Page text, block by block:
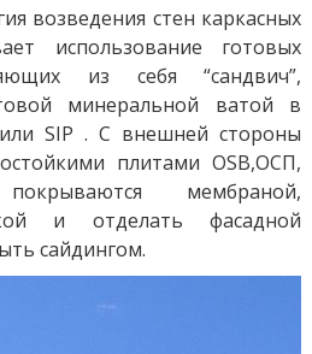
возведения стен каркасных
использование готовых
из себя “сандвич”,
минеральной ватой в
или SIP . С внешней стороны
плитами OSB,ОСП,
мембраной,
и отделать фасадной
сайдингом.